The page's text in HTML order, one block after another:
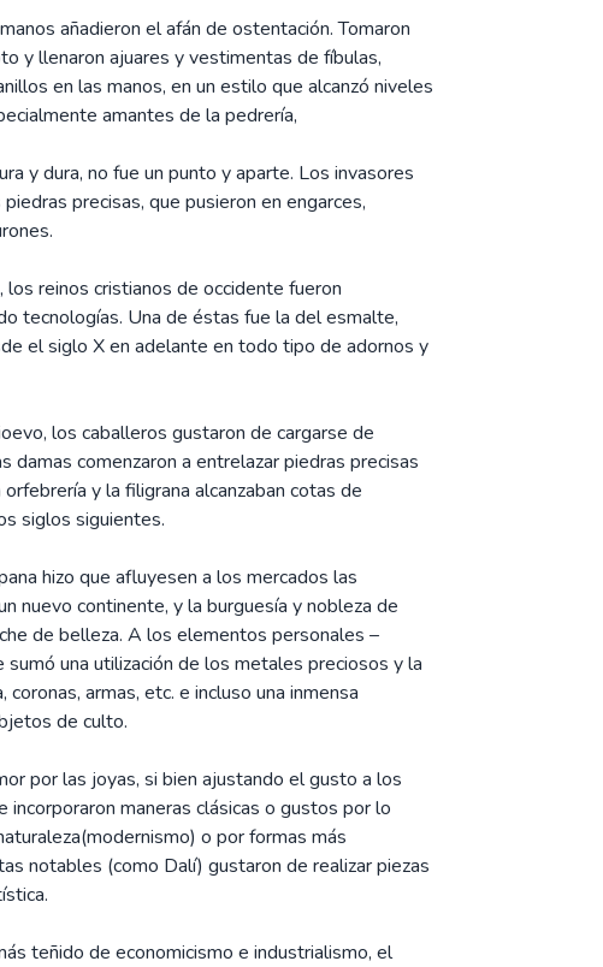
añadieron el afán de ostentación. Tomaron
y llenaron ajuares y vestimentas de fíbulas,
en las manos, en un estilo que alcanzó niveles
amantes de la pedrería,
y dura, no fue un punto y aparte. Los invasores
precisas, que pusieron en engarces,
los reinos cristianos de occidente fueron
tecnologías. Una de éstas fue la del esmalte,
el siglo X en adelante en todo tipo de adornos y
los caballeros gustaron de cargarse de
damas comenzaron a entrelazar piedras precisas
y la filigrana alcanzaban cotas de
siglos siguientes.
hizo que afluyesen a los mercados las
nuevo continente, y la burguesía y nobleza de
de belleza. A los elementos personales –
una utilización de los metales preciosos y la
armas, etc. e incluso una inmensa
de culto.
por las joyas, si bien ajustando el gusto a los
incorporaron maneras clásicas o gustos por lo
o por formas más
notables (como Dalí) gustaron de realizar piezas
teñido de economicismo e industrialismo, el